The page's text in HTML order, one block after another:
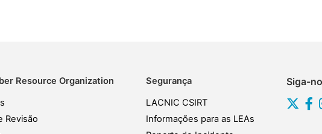
Resource Organization
Revisão
Segurança
LACNIC CSIRT
Informações para as LEAs
Siga-